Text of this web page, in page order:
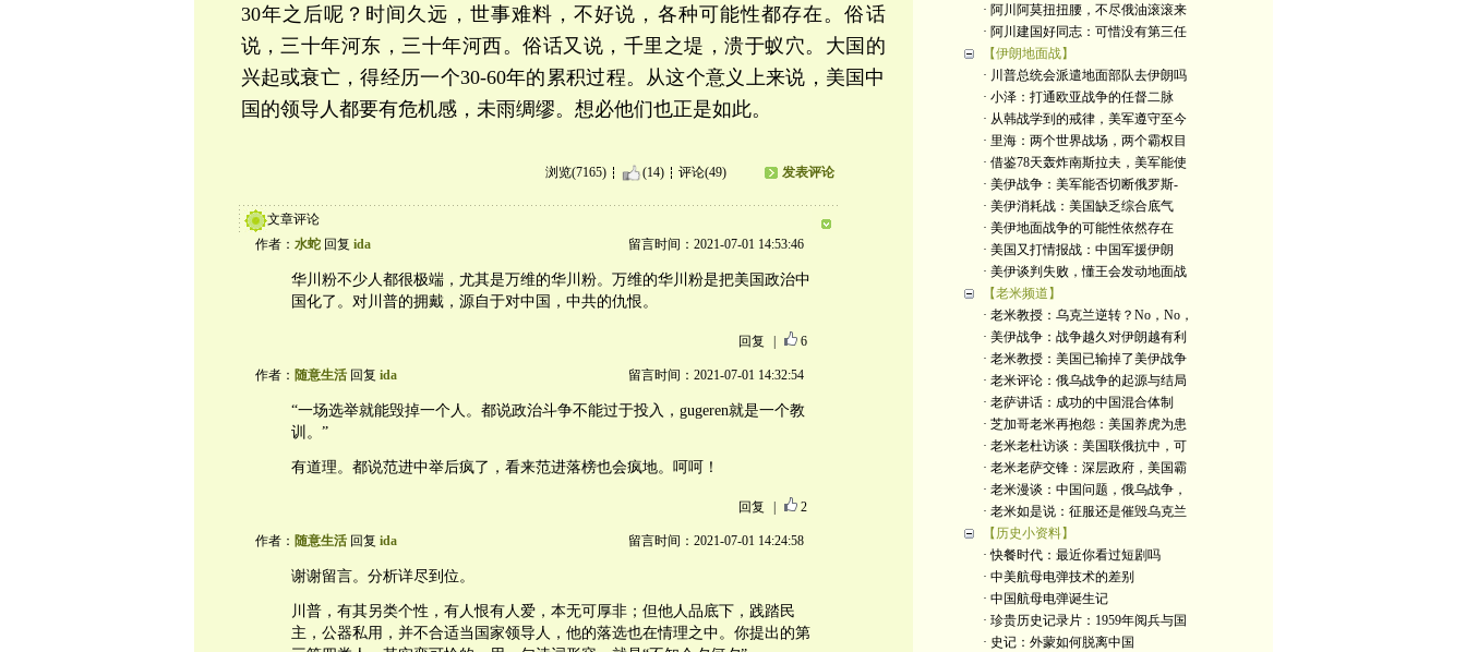
30年之后呢？时间久远，世事难料，不好说，各种可能性都存在。俗话
说，三十年河东，三十年河西。俗话又说，千里之堤，溃于蚁穴。大国的
兴起或衰亡，得经历一个30-60年的累积过程。从这个意义上来说，美国中
国的领导人都要有危机感，未雨绸缪。想必他们也正是如此。
浏览(7165) (14) 评论(49) 发表评论
文章评论
作者： 水蛇回复 ida 留言时间：2021-07-01 14:53:46
华川粉不少人都很极端，尤其是万维的华川粉。万维的华川粉是把美国政治中
国化了。对川普的拥戴，源自于对中国，中共的仇恨。
回复 6
作者： 随意生活回复 ida 留言时间：2021-07-01 14:32:54
“一场选举就能毁掉一个人。都说政治斗争不能过于投入，gugeren就是一个教
训。”
有道理。都说范进中举后疯了，看来范进落榜也会疯地。呵呵！
回复 2
作者： 随意生活回复 ida 留言时间：2021-07-01 14:24:58
谢谢留言。分析详尽到位。
川普，有其另类个性，有人恨有人爱，本无可厚非；但他人品底下，践踏民
主，公器私用，并不合适当国家领导人，他的落选也在情理之中。你提出的第
· 阿川阿莫扭扭腰，不尽俄油滚滚来
· 阿川建国好同志：可惜没有第三任
【伊朗地面战】
· 川普总统会派遣地面部队去伊朗吗
· 小泽：打通欧亚战争的任督二脉
· 从韩战学到的戒律，美军遵守至今
· 里海：两个世界战场，两个霸权目
· 借鉴78天轰炸南斯拉夫，美军能使
· 美伊战争：美军能否切断俄罗斯-
· 美伊消耗战：美国缺乏综合底气
· 美伊地面战争的可能性依然存在
· 美国又打情报战：中国军援伊朗
· 美伊谈判失败，懂王会发动地面战
【老米频道】
· 老米教授：乌克兰逆转？No，No，
· 美伊战争：战争越久对伊朗越有利
· 老米教授：美国已输掉了美伊战争
· 老米评论：俄乌战争的起源与结局
· 老萨讲话：成功的中国混合体制
· 芝加哥老米再抱怨：美国养虎为患
· 老米老杜访谈：美国联俄抗中，可
· 老米老萨交锋：深层政府，美国霸
· 老米漫谈：中国问题，俄乌战争，
· 老米如是说：征服还是催毁乌克兰
【历史小资料】
· 快餐时代：最近你看过短剧吗
· 中美航母电弹技术的差别
· 中国航母电弹诞生记
· 珍贵历史记录片：1959年阅兵与国
· 史记：外蒙如何脱离中国